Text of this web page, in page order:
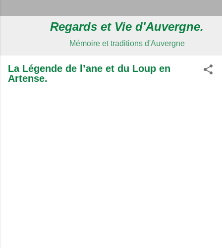
Regards et Vie d'Auvergne.
Mémoire et traditions d'Auvergne
La Légende de l’ane et du Loup en
Artense.